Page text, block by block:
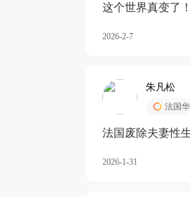
这个世界真变了
2026-2-7
朱凡松
法国
法国废除夫妻性
2026-1-31